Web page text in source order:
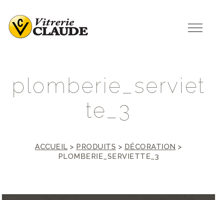
plomberie serviet
te 3
ACCUEIL > PRODUITS > DÉCORATION >
PLOMBERIE_SERVIETTE_3